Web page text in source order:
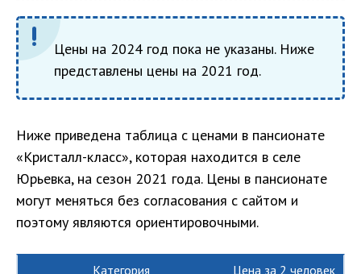
Цены на 2024 год пока не указаны. Ниже
представлены цены на 2021 год.
Ниже приведена таблица с ценами в пансионате
«Кристалл-класс», которая находится в селе
Юрьевка, на сезон 2021 года. Цены в пансионате
могут меняться без согласования с сайтом и
поэтому являются ориентировочными.
Категория Цена за 2 человек